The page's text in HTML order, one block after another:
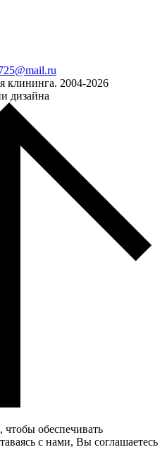
клининга. 2004-2026
дизайна
обеспечивать
с нами, Вы соглашаетесь